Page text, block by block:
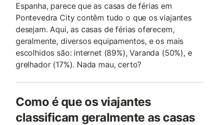
Espanha, parece que as casas de férias em
Pontevedra City contêm tudo o que os viajantes
desejam. Aqui, as casas de férias oferecem,
geralmente, diversos equipamentos, e os mais
escolhidos são: internet (89%), Varanda (50%), e
grelhador (17%). Nada mau, certo?
Como é que os viajantes
classificam geralmente as casas